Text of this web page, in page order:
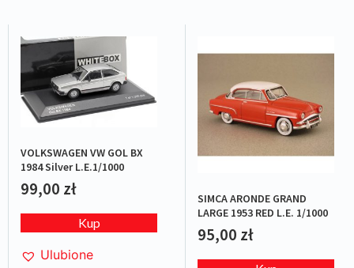
VOLKSWAGEN VW GOL BX
1984 Silver L.E.1/1000
99,00 zł
Kup
Ulubione
SIMCA ARONDE GRAND
LARGE 1953 RED L.E. 1/1000
95,00 zł